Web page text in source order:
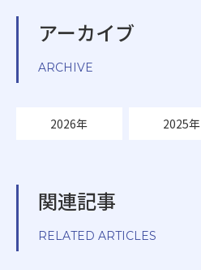
アーカイブ
ARCHIVE
2026年 2025年
関連記事
RELATED ARTICLES